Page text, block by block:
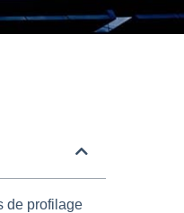
de profilage